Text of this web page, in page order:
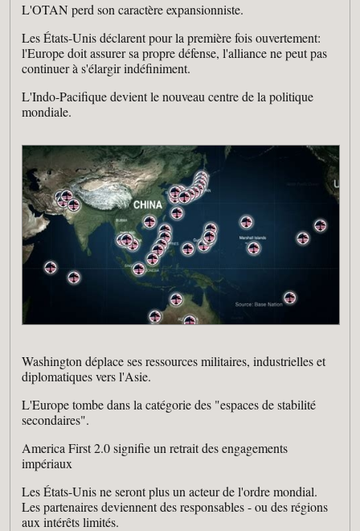
L'OTAN perd son caractère expansionniste.
Les États-Unis déclarent pour la première fois ouvertement:
l'Europe doit assurer sa propre défense, l'alliance ne peut pas
continuer à s'élargir indéfiniment.
L'Indo-Pacifique devient le nouveau centre de la politique
mondiale.
Washington déplace ses ressources militaires, industrielles et
diplomatiques vers l'Asie.
L'Europe tombe dans la catégorie des "espaces de stabilité
secondaires".
America First 2.0 signifie un retrait des engagements
impériaux
Les États-Unis ne seront plus un acteur de l'ordre mondial.
Les partenaires deviennent des responsables - ou des régions
aux intérêts limités.